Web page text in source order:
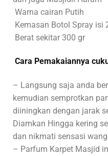
Warna cairan Putih
Kemasan Botol Spray isi
Berat sekitar 300 gr
Cara Pemakaiannya
– Langsung saja anda
kemudian semprotkan
diiningkan dengan jarak
Diamkan Hingga kering
dan nikmati sensasi
– Parfum Karpet Masjid